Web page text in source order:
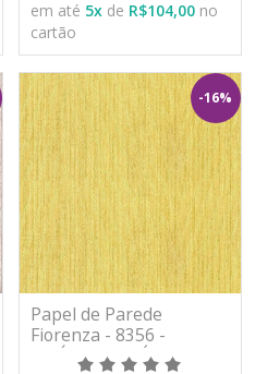
em até 5x de R$104,00 no
cartão
-16%
Papel de Parede
Fiorenza - 8356 -
VINÍLICO LAVÁVEL